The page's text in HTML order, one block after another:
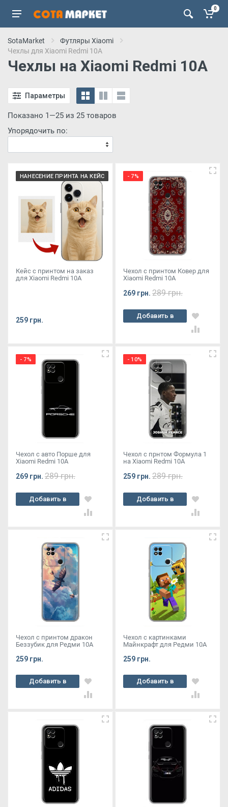
0
SotaMarket
Футляры Xiaomi
Чехлы для Xiaomi Redmi 10A
Чехлы на Xiaomi Redmi 10A
Параметры
Показано 1—25 из 25 товаров
Упорядочить по:
НАНЕСЕНИЕ ПРИНТА НА КЕЙС
Кейс с принтом на заказ
для Xiaomi Redmi 10A
259 грн.
- 7%
Чехол с принтом Ковер для
Xiaomi Redmi 10A
269 грн. 289 грн.
Добавить в
корзину
- 7%
Чехол с авто Порше для
Xiaomi Redmi 10A
269 грн. 289 грн.
Добавить в
корзину
- 10%
Чехол с прнтом Формула 1
на Xiaomi Redmi 10A
259 грн. 289 грн.
Добавить в
корзину
Чехол с принтом дракон
Беззубик для Редми 10А
259 грн.
Добавить в
корзину
Чехол с картинками
Майнкрафт для Редми 10А
259 грн.
Добавить в
корзину